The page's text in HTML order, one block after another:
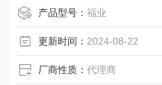
直线导轨RGW35HC-HIWIN上
产品型号：福业
更新时间： 2024-08-22
厂商性质：代理商